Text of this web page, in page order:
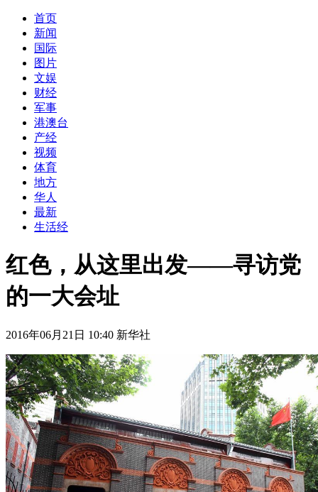
首页
新闻
国际
图片
文娱
财经
军事
港澳台
产经
视频
体育
地方
华人
最新
生活经
红色，从这里出发——寻访党
的一大会址
2016年06月21日 10:40 新华社